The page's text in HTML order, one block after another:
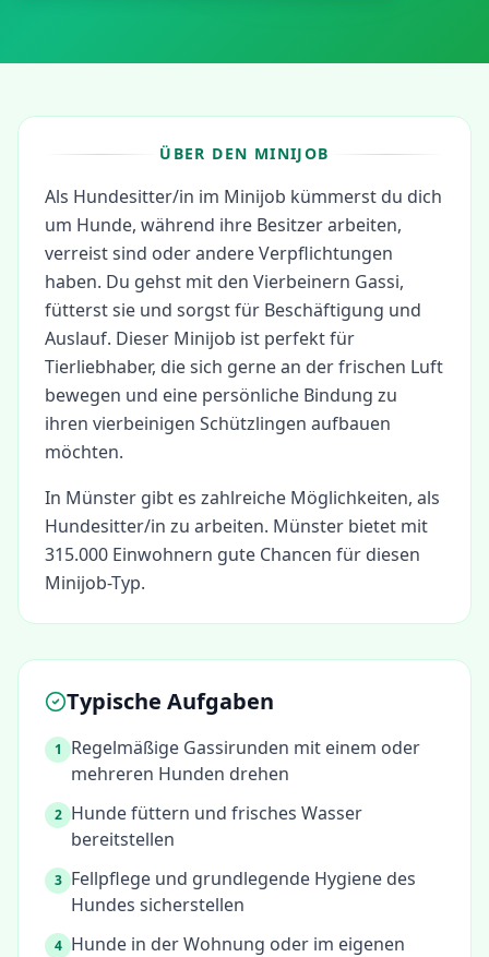
ÜBER DEN MINIJOB
Als Hundesitter/in im Minijob kümmerst du dich
um Hunde, während ihre Besitzer arbeiten,
verreist sind oder andere Verpflichtungen
haben. Du gehst mit den Vierbeinern Gassi,
fütterst sie und sorgst für Beschäftigung und
Auslauf. Dieser Minijob ist perfekt für
Tierliebhaber, die sich gerne an der frischen Luft
bewegen und eine persönliche Bindung zu
ihren vierbeinigen Schützlingen aufbauen
möchten.
In Münster gibt es zahlreiche Möglichkeiten, als
Hundesitter/in zu arbeiten. Münster bietet mit
315.000 Einwohnern gute Chancen für diesen
Minijob-Typ.
Typische Aufgaben
1
Regelmäßige Gassirunden mit einem oder
mehreren Hunden drehen
2 Hunde füttern und frisches Wasser
bereitstellen
3 Fellpflege und grundlegende Hygiene des
Hundes sicherstellen
4 Hunde in der Wohnung oder im eigenen